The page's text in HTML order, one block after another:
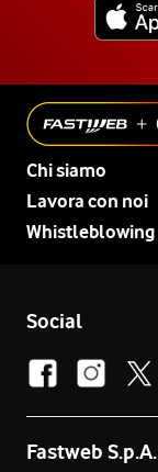
Chi siamo
Lavora con noi
Whistleblowing
Social
Fastweb S.p.A.